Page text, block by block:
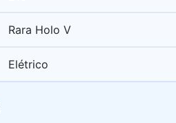
Rara Holo V
Elétrico